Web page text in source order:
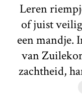
Leren
of juist
een mandje.
van
zachtheid,